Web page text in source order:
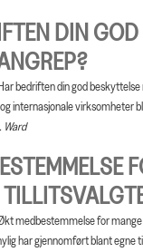
DIN
bedriften din god
internasjonale virksomheter
Ward
medbestemmelse for
har gjennomført blant egne